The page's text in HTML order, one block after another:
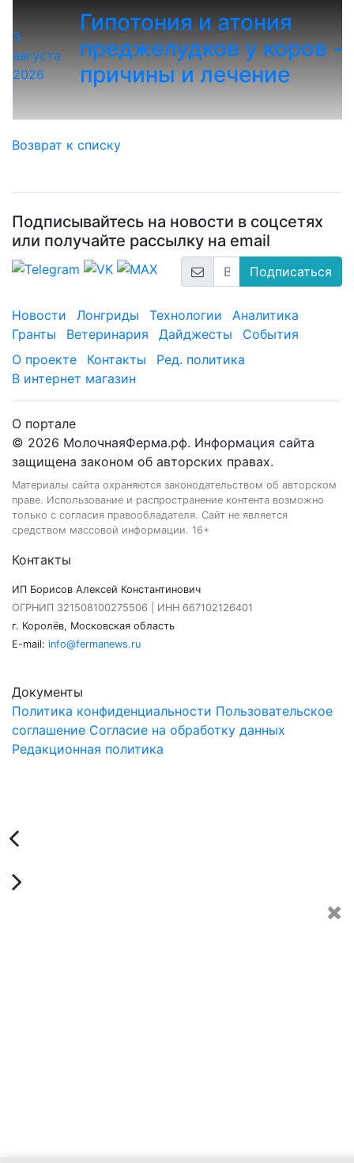
3
августа
2026
Гипотония и атония
преджелудков у коров -
причины и лечение
Возврат к списку
Подписывайтесь на новости в соцсетях
или получайте рассылку на email
Подписаться
Новости Лонгриды Технологии
Аналитика
Гранты
Ветеринария Дайджесты
События
О проекте
Контакты
Ред. политика
В интернет магазин
О портале
© 2026 МолочнаяФерма.рф. Информация сайта
защищена законом об авторских правах.
Материалы сайта охраняются законодательством об авторском
праве. Использование и распространение контента возможно
только с согласия правообладателя. Сайт не является
средством массовой информации. 16+
Контакты
ИП Борисов Алексей Константинович
ОГРНИП 321508100275506 | ИНН 667102126401
г. Королёв, Московская область
E-mail: info@fermanews.ru
Документы
Политика конфиденциальности Пользовательское
соглашение Согласие на обработку данных
Редакционная политика